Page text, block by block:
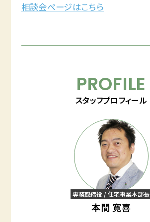
相談会ページはこちら
PROFILE
スタッフプロフィール
専務取締役 / 住宅事業本部長
本間 寛喜